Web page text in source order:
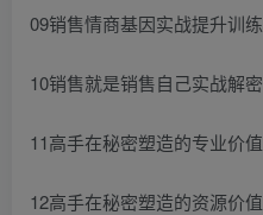
09销售情商基因实战提升训练
10销售就是销售自己实战解密
11高手在秘密塑造的专业价值
12高手在秘密塑造的资源价值